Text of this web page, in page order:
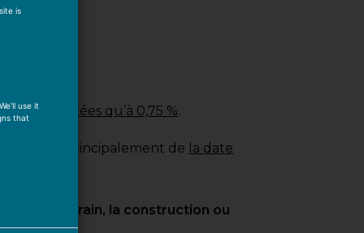
rémunérées qu’à 0,75 %.
principalement de la date
d’un terrain, la construction ou
is
use it
that